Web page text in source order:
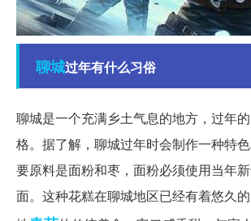
聊城过年有什么习俗
聊城是一个充满乡土气息的地方，过年
格。据了解，聊城过年时会制作一种特
要原料是面粉和枣，面粉必须使用当年
面。这种花糕在聊城地区已经有着悠久